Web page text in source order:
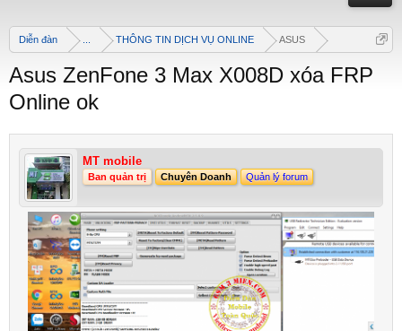
Diễn đàn THÔNG TIN DỊCH VỤ ONLINE ASUS
Asus ZenFone 3 Max X008D xóa FRP
Online ok
MT mobile
Ban quản trị Chuyên Doanh Quản lý forum